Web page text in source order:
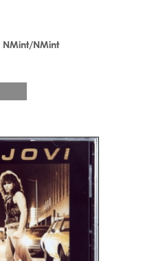
NMint/NMint